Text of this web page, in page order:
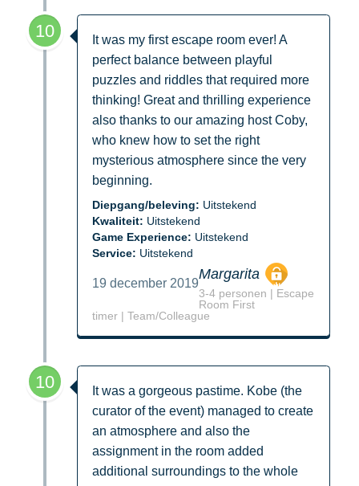
10
It was my first escape room ever! A
perfect balance between playful
puzzles and riddles that required more
thinking! Great and thrilling experience
also thanks to our amazing host Coby,
who knew how to set the right
mysterious atmosphere since the very
beginning.
Diepgang/beleving: Uitstekend
Kwaliteit: Uitstekend
Game Experience: Uitstekend
Service: Uitstekend
19 december 2019
Margarita
3-4 personen | Escape
Room First
timer | Team/Colleague
10
It was a gorgeous pastime. Kobe (the
curator of the event) managed to create
an atmosphere and also the
assignment in the room added
additional surroundings to the whole